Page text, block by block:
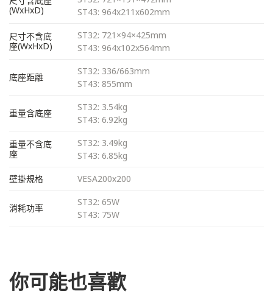
(WxHxD)
ST43: 964x211x602mm
尺寸不含底
座(WxHxD)
ST32: 721×94×425mm
ST43: 964x102x564mm
底座距離
ST32: 336/663mm
ST43: 855mm
重量含底座
ST32: 3.54kg
ST43: 6.92kg
重量不含底
座
ST32: 3.49kg
ST43: 6.85kg
壁掛規格
VESA200x200
消耗功率
ST32: 65W
ST43: 75W
你可能也喜歡